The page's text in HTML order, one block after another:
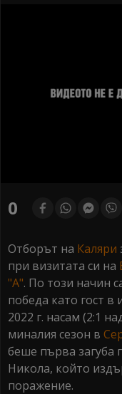
of0
Отборът на Каляри
при визитата си на
"А". По този начин
победа като гост в
2022 г. насам (2:1
миналия сезон в
беше първа загуба
Никола, който
поражение.